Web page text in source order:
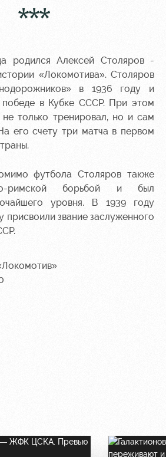
***
родился Алексей Столяров -
«Локомотива». Столяров
в 1936 году и
победе в Кубке СССР. При этом
только тренировал, но и сам
его счету три матча в первом
футбола Столяров также
римской борьбой и был
уровня. В 1939 году
присвоили звание заслуженного